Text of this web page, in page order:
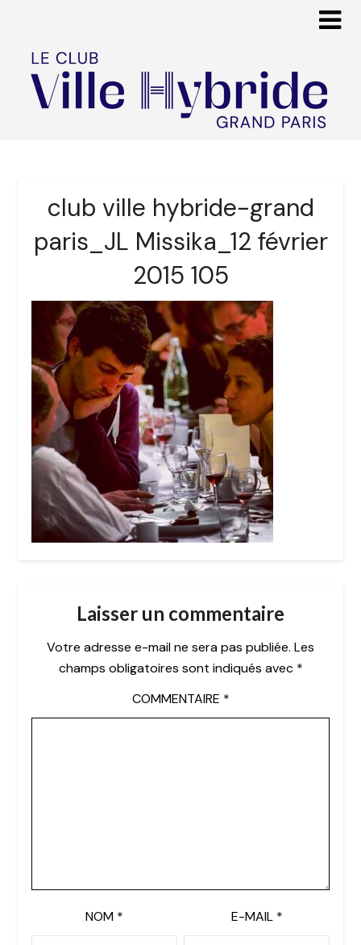
club ville hybride-grand
paris_JL Missika_12 février
2015 105
Laisser un commentaire
Votre adresse e-mail ne sera pas publiée. Les
champs obligatoires sont indiqués avec *
COMMENTAIRE *
NOM * E-MAIL *